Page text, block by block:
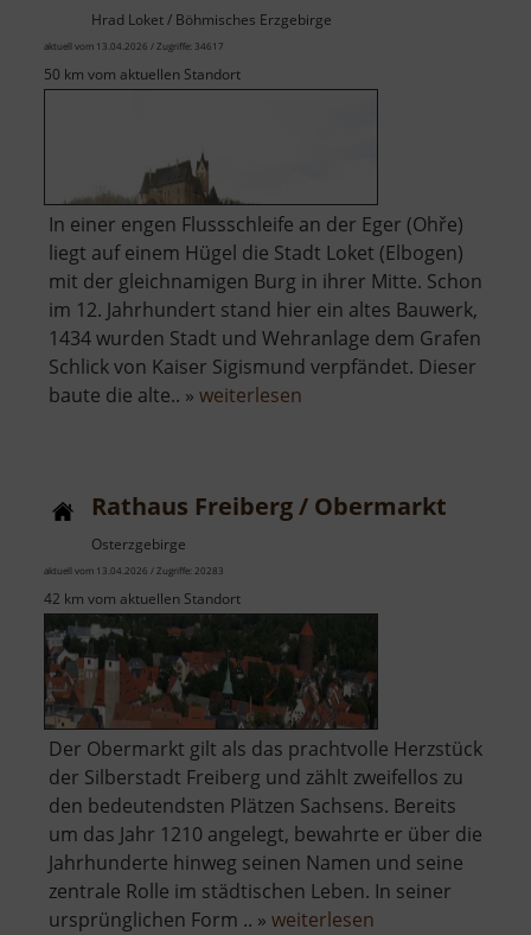
Hrad Loket / Böhmisches Erzgebirge
aktuell vom 13.04.2026 / Zugriffe: 34617
50 km vom aktuellen Standort
In einer engen Flussschleife an der Eger (Ohře)
liegt auf einem Hügel die Stadt Loket (Elbogen)
mit der gleichnamigen Burg in ihrer Mitte. Schon
im 12. Jahrhundert stand hier ein altes Bauwerk,
1434 wurden Stadt und Wehranlage dem Grafen
Schlick von Kaiser Sigismund verpfändet. Dieser
baute die alte.. » weiterlesen
Rathaus Freiberg / Obermarkt
Osterzgebirge
aktuell vom 13.04.2026 / Zugriffe: 20283
42 km vom aktuellen Standort
Der Obermarkt gilt als das prachtvolle Herzstück
der Silberstadt Freiberg und zählt zweifellos zu
den bedeutendsten Plätzen Sachsens. Bereits
um das Jahr 1210 angelegt, bewahrte er über die
Jahrhunderte hinweg seinen Namen und seine
zentrale Rolle im städtischen Leben. In seiner
ursprünglichen Form .. » weiterlesen